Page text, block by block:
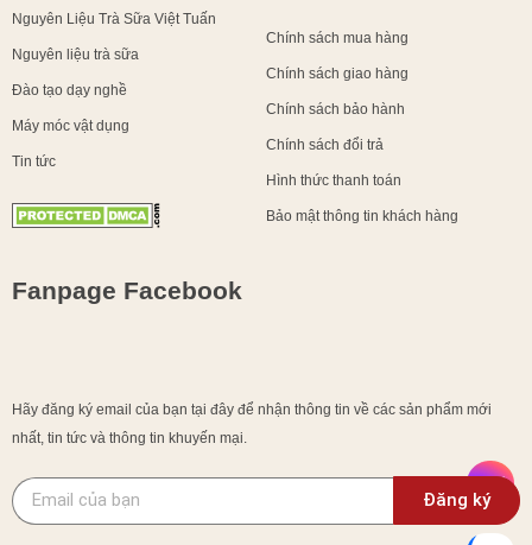
Nguyên Liệu Trà Sữa Việt Tuấn
Nguyên liệu trà sữa
Đào tạo dạy nghề
Máy móc vật dụng
Tin tức
Chính sách mua hàng
Chính sách giao hàng
Chính sách bảo hành
Chính sách đổi trả
Hình thức thanh toán
Bảo mật thông tin khách hàng
Fanpage Facebook
Hãy đăng ký email của bạn tại đây để nhận thông tin về các sản phẩm mới
nhất, tin tức và thông tin khuyến mại.
Đăng ký